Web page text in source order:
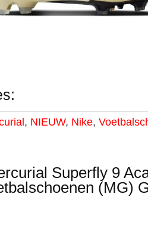
, NIEUW, Nike,
Superfly 9
(MG)